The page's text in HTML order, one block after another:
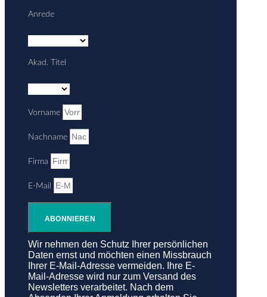
Anrede
Akad. Titel
Vorname
Nachname
Firma
E-Mail
ABONNIEREN
Wir nehmen den Schutz Ihrer persönlichen
Daten ernst und möchten einen Missbrauch
Ihrer E-Mail-Adresse vermeiden. Ihre E-
Mail-Adresse wird nur zum Versand des
Newsletters verarbeitet. Nach dem